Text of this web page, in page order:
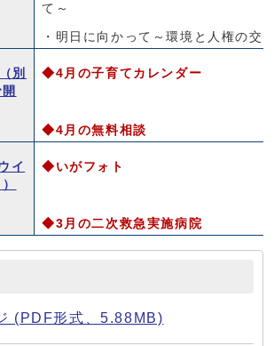
て～
・明日に向かって～環境と人権の交
（別
◆4月の子育てカレンダー
◆4月の無料相談
イ
◆いがフォト
◆3月の二次救急実施病院
(PDF形式、5.88MB)